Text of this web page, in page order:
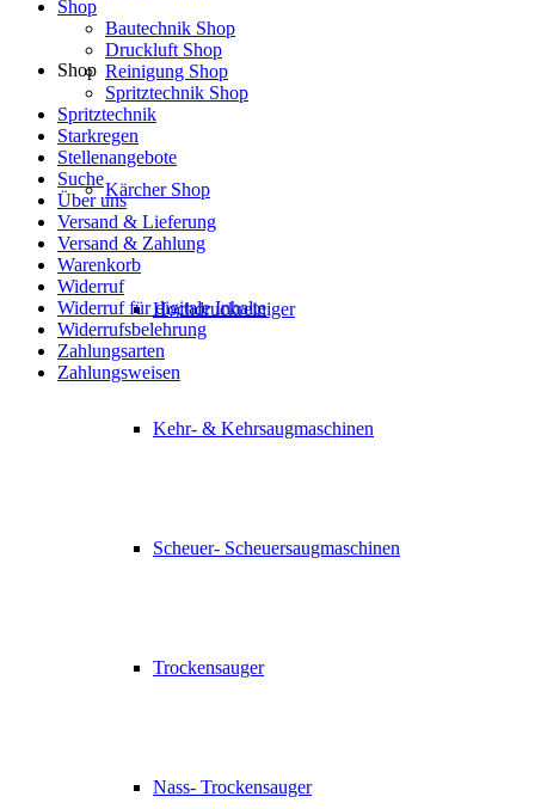
Shop
Kärcher Shop
Hochdruckreiniger
Kehr- & Kehrsaugmaschinen
Scheuer- Scheuersaugmaschinen
Trockensauger
Nass- Trockensauger
Shop
Bautechnik Shop
Druckluft Shop
Reinigung Shop
Spritztechnik Shop
Spritztechnik
Starkregen
Stellenangebote
Suche
Über uns
Versand & Lieferung
Versand & Zahlung
Warenkorb
Widerruf
Widerruf für digitale Inhalte
Widerrufsbelehrung
Zahlungsarten
Zahlungsweisen